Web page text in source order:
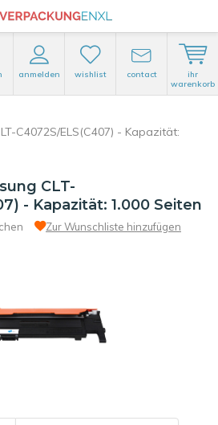
anmelden wishlist contact
ihr
warenkorb
C4072S/ELS(C407) - Kapazität:
CLT-
- Kapazität: 1.000 Seiten
Zur Wunschliste hinzufügen